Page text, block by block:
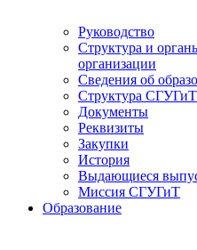
Руководство
Структура и
организации
Сведения об
Структура СГУГиТ
Документы
Реквизиты
Закупки
История
Выдающиеся
Миссия СГУГиТ
Образование